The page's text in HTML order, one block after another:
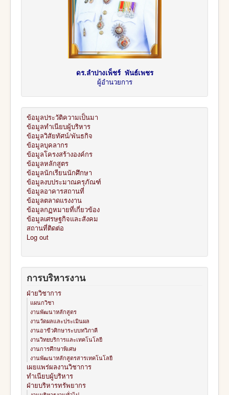
ดร.ลำปางเพ็ชร์ พันธ์เพชร
ผู้อำนวยการ
ข้อมูลประวัติความเป็นมา
ข้อมูลทำเนียบผู้บริหาร
ข้อมูลวิสัยทัศน์/พันธกิจ
ข้อมูลบุคลากร
ข้อมูลโครงสร้างองค์กร
ข้อมูลหลักสูตร
ข้อมูลนักเรียนนักศึกษา
ข้อมูลงบประมาณครุภัณฑ์
ข้อมูลอาคารสถานที่
ข้อมูลตลาดแรงงาน
ข้อมูลกฏหมายที่เกี่ยวข้อง
ข้อมูลเศรษฐกิจและสังคม
สถานที่ติดต่อ
Log out
การบริหารงาน
ฝ่ายวิชาการ
แผนกวิชา
งานพัฒนาหลักสูตร
งานวัดผลและประเมินผล
งานอาขีวศิกษาระบบทวิภาคี
งานวิทยบริการและเทคโนโลยี
งานการศึกษาพิเศษ
งานพัฒนาหลักสูตรสารเทคโนโลยี
เผยแพร่ผลงานวิชาการ
ทำเนียบผู้บริหาร
ฝ่ายบริหารทรัพยากร